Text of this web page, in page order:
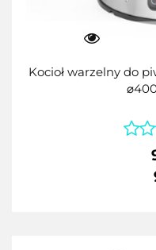
Kocioł warzelny do